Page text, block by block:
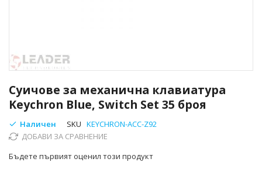
Суичове за механична клавиатура
Keychron Blue, Switch Set 35 броя
Наличен SKU KEYCHRON-ACC-Z92
ДОБАВИ ЗА СРАВНЕНИЕ
Бъдете първият оценил този продукт
към
началото
на
галерия
със
снимки